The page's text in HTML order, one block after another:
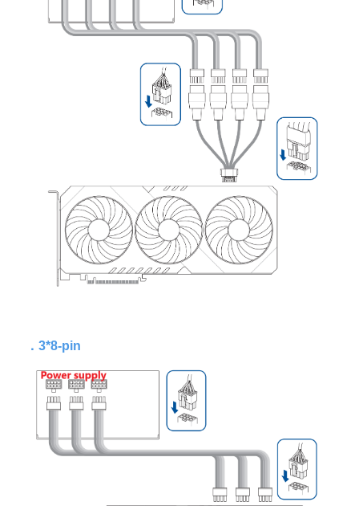
． 3*8-pin